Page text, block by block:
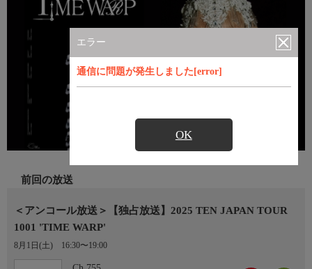
エラー
通信に問題が発生しました[error]
OK
前回の放送
＜アンコール放送＞【独占放送】2025 TEN JAPAN TOUR
1001 'TIME WARP'
8月1日(土) 16:30〜19:00